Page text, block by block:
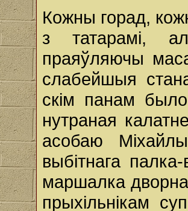
Кожны горад,
з татарамі,
праяўляючы
слабейшыя
скім панам
нутраная
асобаю Міхайлы
выбітнага
маршалка
прыхільнікам